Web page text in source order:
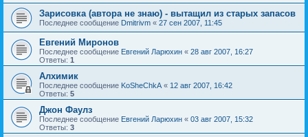
Зарисовка (автора не знаю) - вытащил из старых запасов
Последнее сообщение Dmitrivm « 27 сен 2007, 11:45
Евгений Миронов
Последнее сообщение Евгений Ларюхин « 28 авг 2007, 16:27
Ответы: 1
Алхимик
Последнее сообщение KoSheChkA « 12 авг 2007, 16:42
Ответы: 5
Джон Фаулз
Последнее сообщение Евгений Ларюхин « 03 авг 2007, 15:32
Ответы: 3